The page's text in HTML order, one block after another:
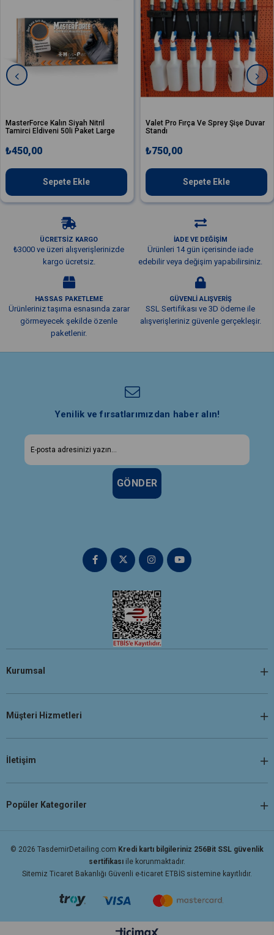
MasterForce Kalın Siyah Nitril
Tamirci Eldiveni 50li Paket Large
₺450,00
Sepete Ekle
Valet Pro Fırça Ve Sprey Şişe Duvar
Standı
₺750,00
Sepete Ekle
ÜCRETSİZ KARGO
₺3000 ve üzeri alışverişlerinizde
kargo ücretsiz.
İADE VE DEĞİŞİM
Ürünleri 14 gün içerisinde iade
edebilir veya değişim yapabilirsiniz.
HASSAS PAKETLEME
Ürünleriniz taşıma esnasında zarar
görmeyecek şekilde özenle
paketlenir.
GÜVENLİ ALIŞVERİŞ
SSL Sertifikası ve 3D ödeme ile
alışverişleriniz güvenle gerçekleşir.
Yenilik ve fırsatlarımızdan haber alın!
GÖNDER
Kurumsal
Müşteri Hizmetleri
İletişim
Popüler Kategoriler
© 2026 TasdemirDetailing.com Kredi kartı bilgileriniz 256Bit SSL güvenlik
sertifikası ile korunmaktadır.
Sitemiz Ticaret Bakanlığı Güvenli e-ticaret ETBİS sistemine kayıtlıdır.